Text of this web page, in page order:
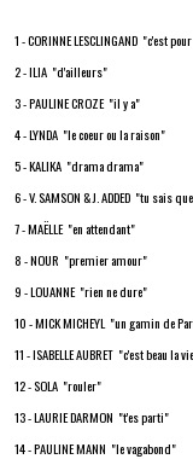
1 - CORINNE LESCLINGAND "c'est
2 - ILIA "d'ailleurs"
3 - PAULINE CROZE "il y a"
4 - LYNDA "le coeur ou la raison"
5 - KALIKA "drama drama"
6 - V. SAMSON & J. ADDED "tu sais
7 - MAËLLE "en attendant"
8 - NOUR "premier amour"
9 - LOUANNE "rien ne dure"
10 - MICK MICHEYL "un gamin de
11 - ISABELLE AUBRET "c'est beau la
12 - SOLA "rouler"
13 - LAURIE DARMON "t'es parti"
14 - PAULINE MANN "le vagabond"